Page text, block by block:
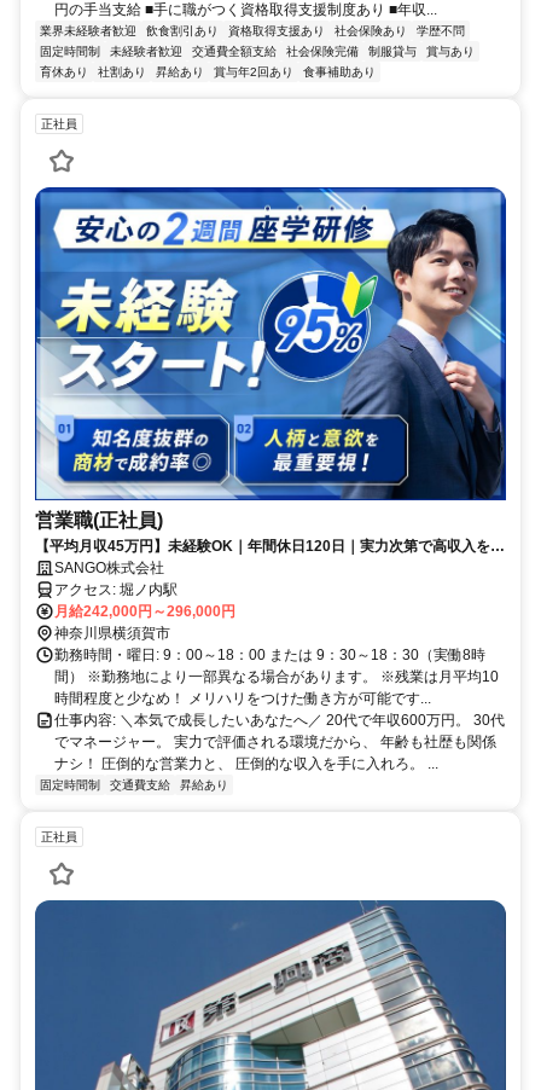
円の手当支給 ■手に職がつく資格取得支援制度あり ■年収...
業界未経験者歓迎 飲食割引あり 資格取得支援あり 社会保険あり
学歴不問
固定時間制
未経験者歓迎 交通費全額支給 社会保険完備 制服貸与
賞与あり
育休あり
社割あり 昇給あり 賞与年2回あり 食事補助あり
正社員
営業職(正社員)
【平均月収45万円】未経験OK｜年間休日120日｜実力次第で高収入を目
指せる！｜20代30代活躍中
SANGO株式会社
アクセス: 堀ノ内駅
月給242,000円～296,000円
神奈川県横須賀市
勤務時間・曜日: 9：00～18：00 または 9：30～18：30（実働8時
間） ※勤務地により一部異なる場合があります。 ※残業は月平均10
時間程度と少なめ！ メリハリをつけた働き方が可能です...
仕事内容: ＼本気で成長したいあなたへ／ 20代で年収600万円。 30代
でマネージャー。 実力で評価される環境だから、 年齢も社歴も関係
ナシ！ 圧倒的な営業力と、 圧倒的な収入を手に入れろ。 ...
固定時間制 交通費支給 昇給あり
正社員